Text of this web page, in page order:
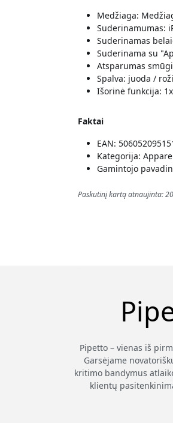
Medžiaga:
Suderinamumas:
Suderinamas
Suderinama su
Atsparumas
Spalva: juoda /
Išorinė funkcija:
Faktai
EAN:
Kategorija:
Gamintojo
Paskutinį kartą atnaujinta:
Pipetto – vienas iš
Garsėjame
kritimo bandymus
klientų